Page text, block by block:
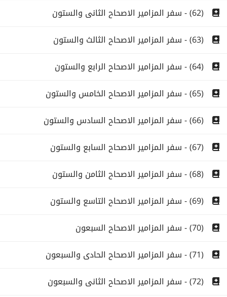
(62) - سفر المزامير الاصحاح الثانى والستون
(63) - سفر المزامير الاصحاح الثالث والستون
(64) - سفر المزامير الاصحاح الرابع والستون
(65) - سفر المزامير الاصحاح الخامس والستون
(66) - سفر المزامير الاصحاح السادس والستون
(67) - سفر المزامير الاصحاح السابع والستون
(68) - سفر المزامير الاصحاح الثامن والستون
(69) - سفر المزامير الاصحاح التاسع والستون
(70) - سفر المزامير الاصحاح السبعون
(71) - سفر المزامير الاصحاح الحادى والسبعون
(72) - سفر المزامير الاصحاح الثانى والسبعون